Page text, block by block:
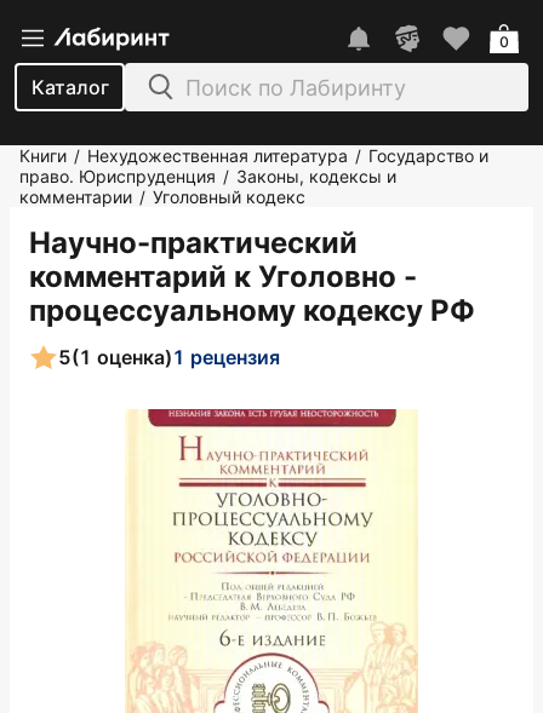
Каталог
0
Книги / Нехудожественная литература / Государство и
право. Юриспруденция / Законы, кодексы и
комментарии / Уголовный кодекс
Научно-практический
комментарий к Уголовно -
процессуальному кодексу РФ
5(1 оценка)1 рецензия